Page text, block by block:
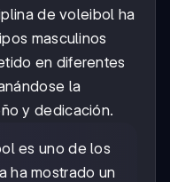
de voleibol ha
masculinos
en diferentes
la
y dedicación.
es uno de los
ha mostrado un